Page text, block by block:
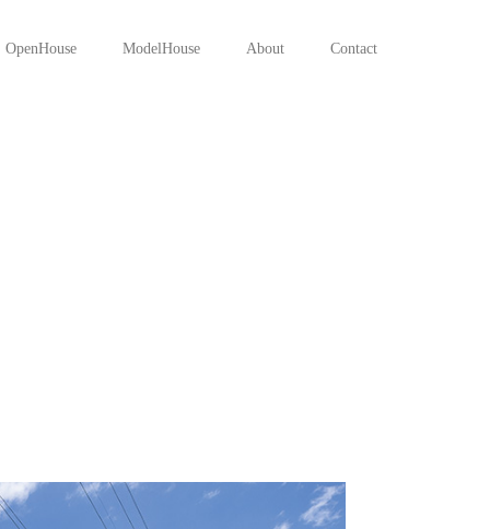
OpenHouse ModelHouse About Contact